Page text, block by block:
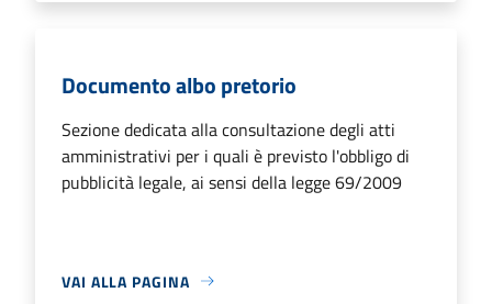
Documento albo pretorio
Sezione dedicata alla consultazione degli atti
amministrativi per i quali è previsto l'obbligo di
pubblicità legale, ai sensi della legge 69/2009
VAI ALLA PAGINA